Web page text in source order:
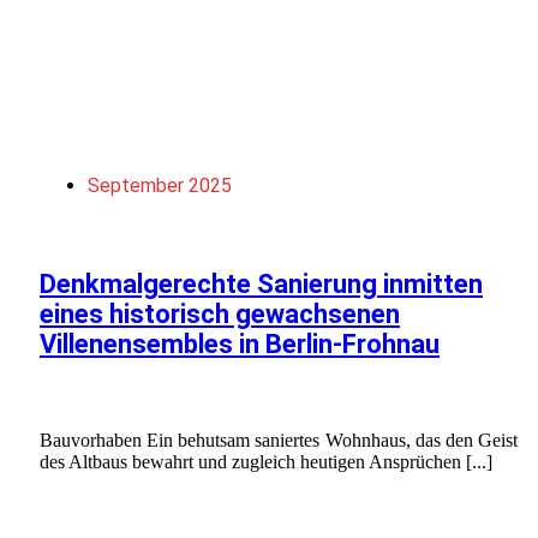
September 2025
Denkmalgerechte Sanierung inmitten
eines historisch gewachsenen
Villenensembles in Berlin-Frohnau
Bauvorhaben Ein behutsam saniertes Wohnhaus, das den Geist
des Altbaus bewahrt und zugleich heutigen Ansprüchen [...]